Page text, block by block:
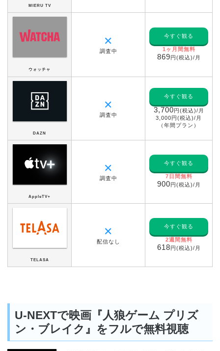
MIERU TV
ウォッチャ
✕
調査中
今すぐ観る
1ヶ月間無料
869円(税込)/月
DAZN
✕
調査中
今すぐ観る
3,700円(税込)/月
3,000円(税込)/月
（年間プラン）
AppleTV+
✕
調査中
今すぐ観る
7日間無料
900円(税込)/月
TELASA
✕
配信なし
今すぐ観る
2週間無料
618円(税込)/月
U-NEXTで映画『人狼ゲーム プリズ
ン・ブレイク』をフルで無料視聴